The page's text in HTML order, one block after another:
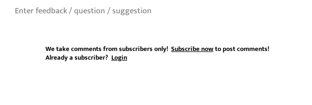
We take comments from subscribers only! Subscribe nowto post comments!
Already a subscriber? Login